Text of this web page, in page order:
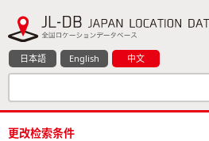
日本語 English 中文
更改检索条件